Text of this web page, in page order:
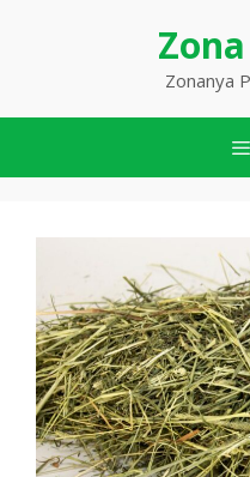
Zonanya